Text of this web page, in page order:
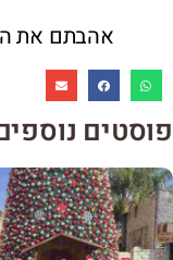
אהבתם את
פוסטים